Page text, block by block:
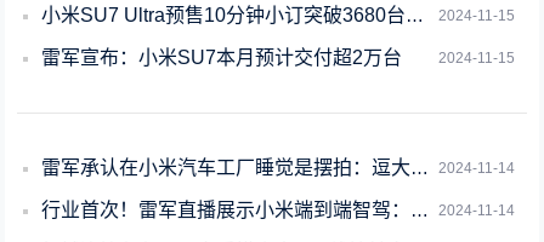
2024-11-15
小米SU7 Ultra预售10分钟小订突破3680台：女性用户倍增成为“大女主座
2024-11-15
雷军宣布：小米SU7本月预计交付超2万台
2024-11-14
雷军承认在小米汽车工厂睡觉是摆拍：逗大家开心的
2024-11-14
行业首次！雷军直播展示小米端到端智驾：希望年底进入第一阵营